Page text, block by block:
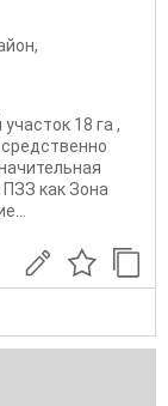
,
18 га ,
как Зона